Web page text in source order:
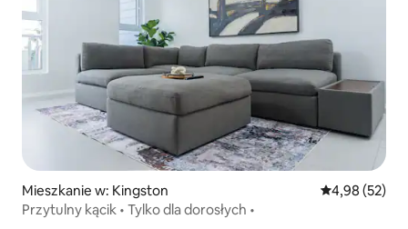
Mieszkanie w: Kingston Średnia
4,98 (52)
Przytulny kącik • Tylko dla dorosłych •